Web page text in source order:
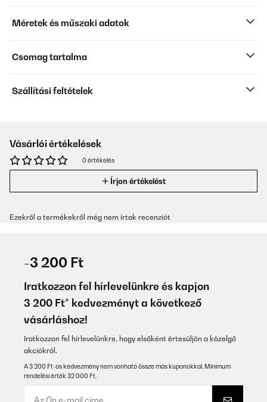
Méretek és műszaki adatok
Csomag tartalma
Szállítási feltételek
Vásárlói értékelések
0 értékelés
Írjon értékelést
Ezekről a termékekről még nem írtak recenziót
-3 200 Ft
Iratkozzon fel hírlevelünkre és kapjon
3 200 Ft* kedvezményt a következő
vásárláshoz!
Iratkozzon fel hírlevelünkre, hogy elsőként értesüljön a közelgő
akciókról.
A 3 200 Ft-os kedvezmény nem vonható össze más kuponokkal. Minimum
rendelési érték 32 000 Ft.